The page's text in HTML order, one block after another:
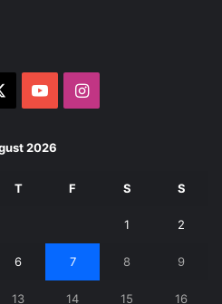
YouTubeInstagram
2026
T F S S
1 2
6 7 8 9
13 14 15 16